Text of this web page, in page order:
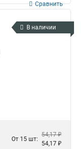
Сравнить
В наличии
От 15 шт:
54,17 ₽
54,17 ₽